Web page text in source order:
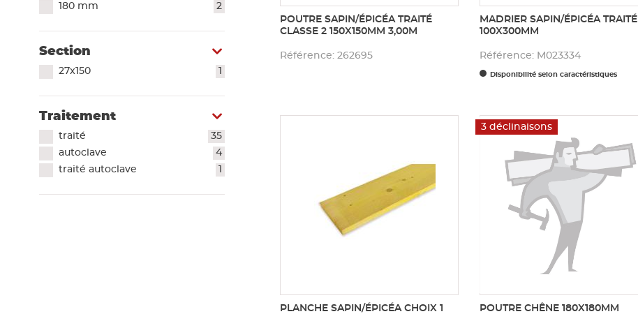
180 mm
2
Section
27x150
Traitement
traité
35
autoclave
4
traité autoclave
POUTRE SAPIN/ÉPICÉA TRAITÉ
CLASSE 2 150X150MM 3,00M
Référence: 262695
MADRIER SAPIN/ÉPICÉA TRAITÉ
100X300MM
Référence: M023334
Disponibilité selon caractéristiques
PLANCHE SAPIN/ÉPICÉA CHOIX 1
3 déclinaisons
POUTRE CHÊNE 180X180MM